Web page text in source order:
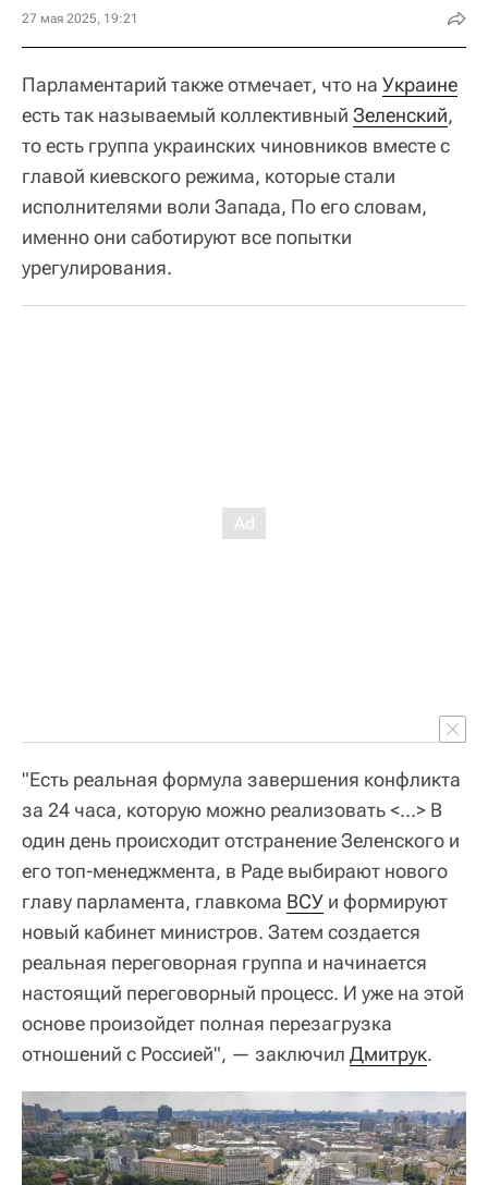
27 мая 2025, 19:21
Парламентарий также отмечает, что на Украине
есть так называемый коллективный Зеленский,
то есть группа украинских чиновников вместе с
главой киевского режима, которые стали
исполнителями воли Запада, По его словам,
именно они саботируют все попытки
урегулирования.
"Есть реальная формула завершения конфликта
за 24 часа, которую можно реализовать <…> В
один день происходит отстранение Зеленского и
его топ-менеджмента, в Раде выбирают нового
главу парламента, главкома ВСУ и формируют
новый кабинет министров. Затем создается
реальная переговорная группа и начинается
настоящий переговорный процесс. И уже на этой
основе произойдет полная перезагрузка
отношений с Россией", — заключил Дмитрук.